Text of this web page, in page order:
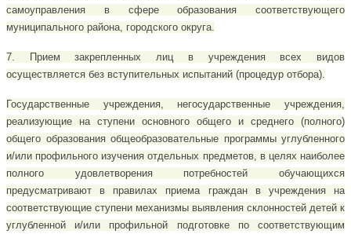
самоуправления в сфере образования соответствующего
муниципального района, городского округа.
7. Прием закрепленных лиц в учреждения всех видов
осуществляется без вступительных испытаний (процедур отбора).
Государственные учреждения, негосударственные учреждения,
реализующие на ступени основного общего и среднего (полного)
общего образования общеобразовательные программы углубленного
и/или профильного изучения отдельных предметов, в целях наиболее
полного удовлетворения потребностей обучающихся
предусматривают в правилах приема граждан в учреждения на
соответствующие ступени механизмы выявления склонностей детей к
углубленной и/или профильной подготовке по соответствующим